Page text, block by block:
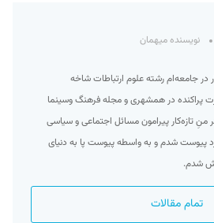
نویسنده میهمان
در جامعه‌ام رشته علوم ارتباطات شاخه
پراکنده در همشهری و مجله فرهنگ وسینما
منِ تازه‌کار پیرامون مسائل اجتماعی و سیاسی
تا اینکه سال ۹۵ وارد پیوست شدم و به واسطه پیوست پا به دنیای
شدم.
تمام مقالات